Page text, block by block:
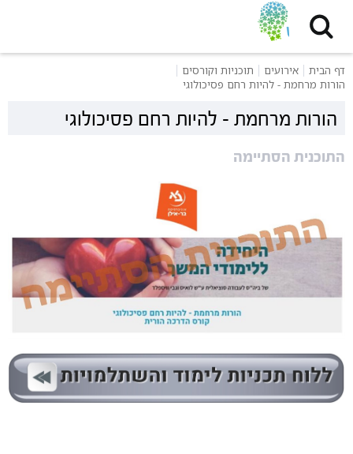
דף הבית אירועים
תוכניות וקורסים
הורות מרחמת - להיות רחם פסיכולוגי
הורות מרחמת - להיות רחם פסיכולוגי
התוכנית הסתיימה